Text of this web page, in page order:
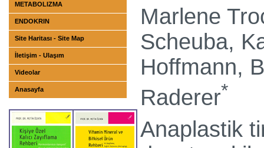
METABOLIZMA
ENDOKRIN
Site Haritası - Site Map
İletişim - Ulaşım
Videolar
Anasayfa
Marlene
Scheuba,
Hoffmann,
Raderer*
Anaplastik